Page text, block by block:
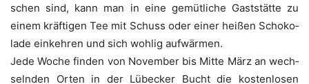
schen sind, kann man in eine gemüt­li­che Gast­stät­te zu
einem kräf­ti­gen Tee mit Schuss oder einer hei­ßen Scho­ko­
la­de ein­keh­ren und sich woh­lig aufwärmen.
Jede Woche fin­den von Novem­ber bis Mit­te März an wech­
seln­den Orten in der Lübe­cker Bucht die kos­ten­lo­sen